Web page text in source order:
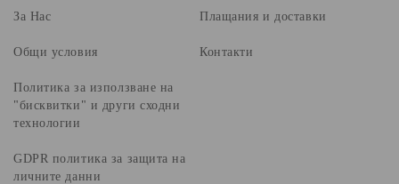
За Нас
Общи условия
Политика за използване на
"бисквитки" и други сходни
технологии
GDPR политика за защита на
личните данни
Плащания и доставки
Контакти